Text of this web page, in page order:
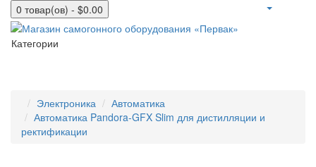
0 товар(ов) - $0.00
Категории
Электроника
Автоматика
Автоматика Pandora-GFX Slim для дистилляции и
ректификации